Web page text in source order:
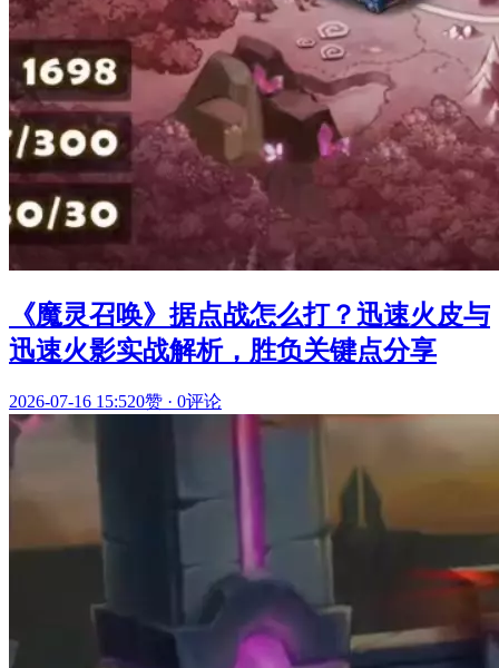
《魔灵召唤》据点战怎么打？迅速火皮与
迅速火影实战解析，胜负关键点分享
2026-07-16 15:520赞 · 0评论